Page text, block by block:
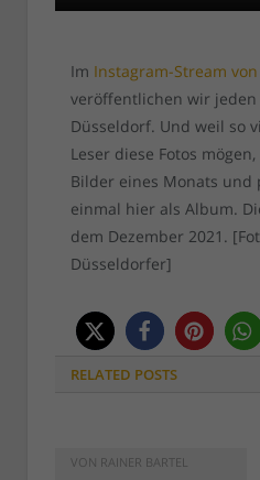
Im Instagram-Stream
veröffentlichen wir jeden
Düsseldorf. Und weil so
Leser diese Fotos
Bilder eines Monats und
einmal hier als Album.
dem Dezember 2021.
Düsseldorfer]
RELATED POSTS
VON RAINER BARTEL